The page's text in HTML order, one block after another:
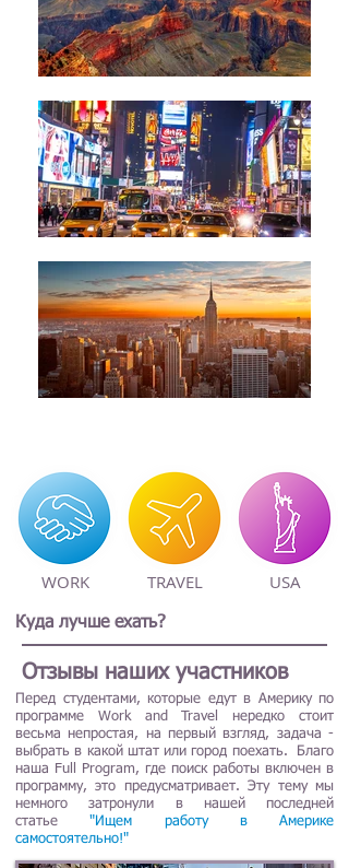
WORK TRAVEL USA
Куда лучше ехать?
Отзывы наших участников
Перед студентами, которые едут в Америку по
программе Work and Travel нередко стоит
весьма непростая, на первый взгляд, задача -
выбрать в какой штат или город поехать. Благо
наша Full Program, где поиск работы включен в
программу, это предусматривает. Эту тему мы
немного затронули в нашей последней
статье
"Ищем работу в Америке
самостоятельно!"